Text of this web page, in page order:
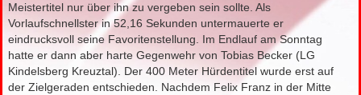
Meistertitel nur über ihn zu vergeben sein sollte. Als
Vorlaufschnellster in 52,16 Sekunden untermauerte er
eindrucksvoll seine Favoritenstellung. Im Endlauf am Sonntag
hatte er dann aber harte Gegenwehr von Tobias Becker (LG
Kindelsberg Kreuztal). Der 400 Meter Hürdentitel wurde erst auf
der Zielgeraden entschieden. Nachdem Felix Franz in der Mitte